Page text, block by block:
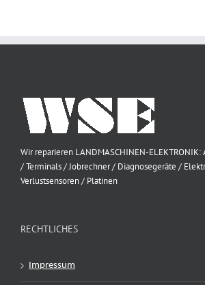
Wir reparieren LANDMASCHINEN-
/ Terminals / Jobrechner / Diagnosegeräte /
Verlustsensoren / Platinen
RECHTLICHES
Impressum